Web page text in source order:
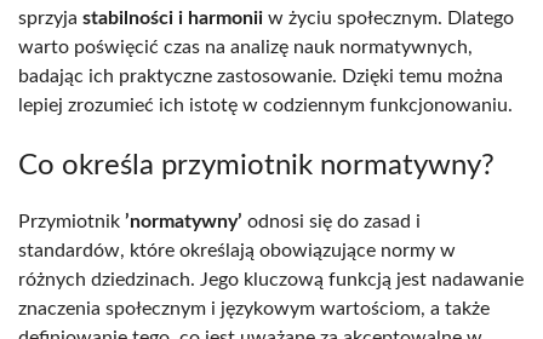
sprzyja stabilności i harmonii w życiu społecznym. Dlatego
warto poświęcić czas na analizę nauk normatywnych,
badając ich praktyczne zastosowanie. Dzięki temu można
lepiej zrozumieć ich istotę w codziennym funkcjonowaniu.
Co określa przymiotnik normatywny?
Przymiotnik ’normatywny’ odnosi się do zasad i
standardów, które określają obowiązujące normy w
różnych dziedzinach. Jego kluczową funkcją jest nadawanie
znaczenia społecznym i językowym wartościom, a także